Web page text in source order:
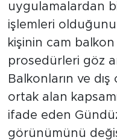
uygulamalardan
işlemleri
kişinin cam balkon
prosedürleri göz
Balkonların ve
ortak alan
ifade eden
görünümünü